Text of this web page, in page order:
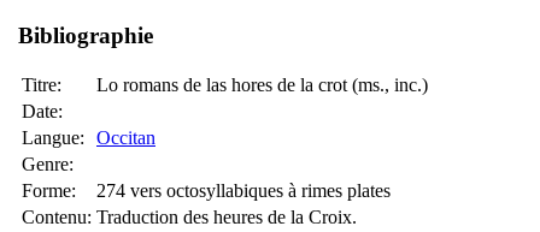
Bibliographie
Titre:
Lo romans de las hores de la crot (ms., inc.)
Date:
Langue:
Occitan
Genre:
Forme:
274 vers octosyllabiques à rimes plates
Contenu: Traduction des heures de la Croix.